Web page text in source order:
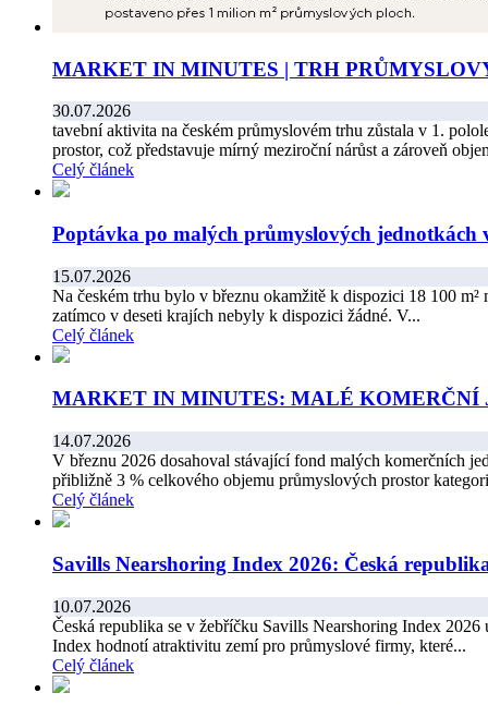
MARKET IN MINUTES | TRH
30.07.2026
tavební aktivita na českém průmyslovém trhu zůstala v 1.
prostor, což představuje mírný meziroční nárůst a zároveň
Celý článek
Poptávka po malých průmyslových jednotkách
15.07.2026
Na českém trhu bylo v březnu okamžitě k dispozici 18 100
zatímco v deseti krajích nebyly k dispozici žádné. V...
Celý článek
MARKET IN MINUTES: MALÉ KOMERČNÍ
14.07.2026
V březnu 2026 dosahoval stávající fond malých komerčních
přibližně 3 % celkového objemu průmyslových prostor
Celý článek
Savills Nearshoring Index 2026: Česká
10.07.2026
Česká republika se v žebříčku Savills Nearshoring Index
Index hodnotí atraktivitu zemí pro průmyslové firmy, které...
Celý článek